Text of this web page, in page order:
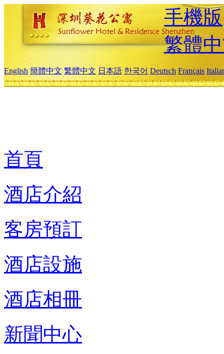
手機版
繁體
English 簡體中文 繁體中文 日本語 한국어 Deutsch Français
首頁
酒店介紹
客房預訂
酒店設施
酒店相冊
新聞中心